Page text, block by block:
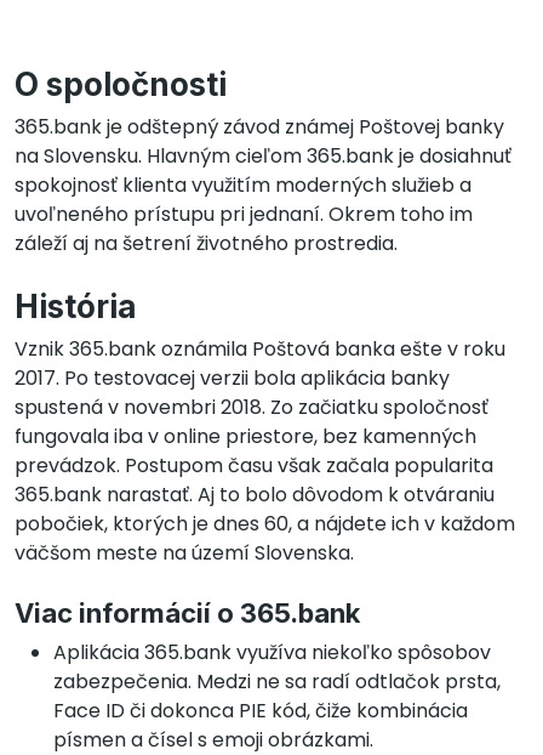
O spoločnosti
365.bank je odštepný závod známej Poštovej banky
na Slovensku. Hlavným cieľom 365.bank je dosiahnuť
spokojnosť klienta využitím moderných služieb a
uvoľneného prístupu pri jednaní. Okrem toho im
záleží aj na šetrení životného prostredia.
História
Vznik 365.bank oznámila Poštová banka ešte v roku
2017. Po testovacej verzii bola aplikácia banky
spustená v novembri 2018. Zo začiatku spoločnosť
fungovala iba v online priestore, bez kamenných
prevádzok. Postupom času však začala popularita
365.bank narastať. Aj to bolo dôvodom k otváraniu
pobočiek, ktorých je dnes 60, a nájdete ich v každom
väčšom meste na území Slovenska.
Viac informácií o 365.bank
Aplikácia 365.bank využíva niekoľko spôsobov
zabezpečenia. Medzi ne sa radí odtlačok prsta,
Face ID či dokonca PIE kód, čiže kombinácia
písmen a čísel s emoji obrázkami.